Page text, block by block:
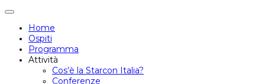
Attiva/disattiva
navigazione
Home
Ospiti
Programma
Attività
Cos’è la Starcon Italia?
Conferenze